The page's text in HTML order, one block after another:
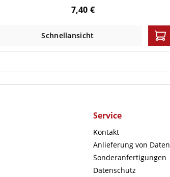
7,40 €
Schnellansicht
Service
Kontakt
Anlieferung von Daten
Sonderanfertigungen
Datenschutz